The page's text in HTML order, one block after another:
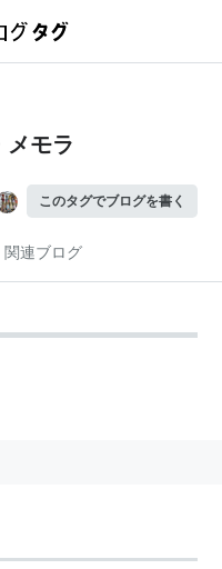
メモラ
このタグでブログを書く
関連ブログ